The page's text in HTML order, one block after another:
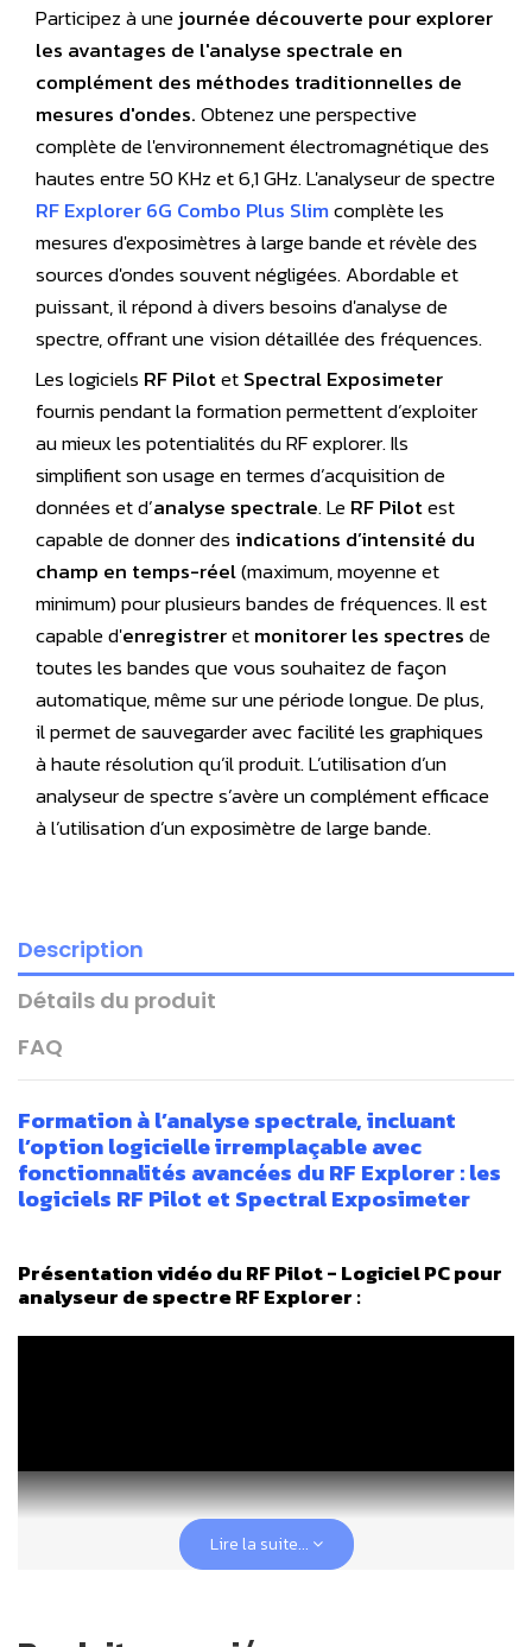
Participez à unejournée découverte pour explorer
les avantages de l'analyse spectrale en
complément des méthodes traditionnelles de
mesures d'ondes.Obtenez une perspective
complète de l'environnement électromagnétique des
hautes entre 50 KHz et 6,1 GHz. L'analyseur de spectre
RF Explorer 6G Combo Plus Slimcomplète les
mesures d'exposimètres à large bande et révèle des
sources d'ondes souvent négligées. Abordable et
puissant, il répond à divers besoins d'analyse de
spectre, offrant une vision détaillée des fréquences.
Les logiciels RF PilotetSpectral Exposimeter
fournis pendant la formation permettent d’exploiter
au mieux les potentialités du RF explorer. Ils
simplifient son usage en termes d’acquisition de
données et d’analyse spectrale. LeRF Pilotest
capable de donner des indications d’intensité du
champ en temps-réel(maximum, moyenne et
minimum) pour plusieurs bandes de fréquences. Il est
capable d'enregistreretmonitorer les spectresde
toutes les bandes que vous souhaitez de façon
automatique, même sur une période longue. De plus,
il permet de sauvegarder avec facilité les graphiques
à haute résolution qu’il produit. L’utilisation d’un
analyseur de spectre s’avère un complément efficace
à l’utilisation d’un exposimètre de large bande.
Description
Détails du produit
FAQ
Formation à l’analyse spectrale, incluant
l’option logicielle irremplaçable avec
fonctionnalités avancées du RF Explorer : les
logiciels RF Pilot et Spectral Exposimeter
Présentation vidéo du RF Pilot - Logiciel PC pour
analyseur de spectre RF Explorer :
Lire la suite...